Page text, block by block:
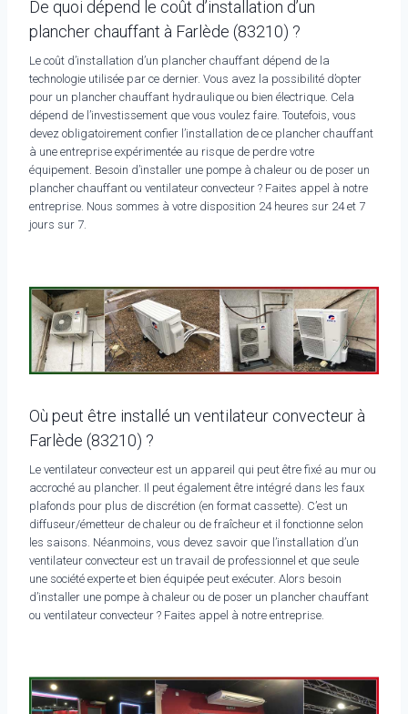
De quoi dépend le coût d’installation d’un
plancher chauffant à Farlède (83210) ?
Le coût d’installation d’un plancher chauffant dépend de la
technologie utilisée par ce dernier. Vous avez la possibilité d’opter
pour un plancher chauffant hydraulique ou bien électrique. Cela
dépend de l’investissement que vous voulez faire. Toutefois, vous
devez obligatoirement confier l’installation de ce plancher chauffant
à une entreprise expérimentée au risque de perdre votre
équipement. Besoin d’installer une pompe à chaleur ou de poser un
plancher chauffant ou ventilateur convecteur ? Faites appel à notre
entreprise. Nous sommes à votre disposition 24 heures sur 24 et 7
jours sur 7.
Où peut être installé un ventilateur convecteur à
Farlède (83210) ?
Le ventilateur convecteur est un appareil qui peut être fixé au mur ou
accroché au plancher. Il peut également être intégré dans les faux
plafonds pour plus de discrétion (en format cassette). C’est un
diffuseur/émetteur de chaleur ou de fraîcheur et il fonctionne selon
les saisons. Néanmoins, vous devez savoir que l’installation d’un
ventilateur convecteur est un travail de professionnel et que seule
une société experte et bien équipée peut exécuter. Alors besoin
d’installer une pompe à chaleur ou de poser un plancher chauffant
ou ventilateur convecteur ? Faites appel à notre entreprise.